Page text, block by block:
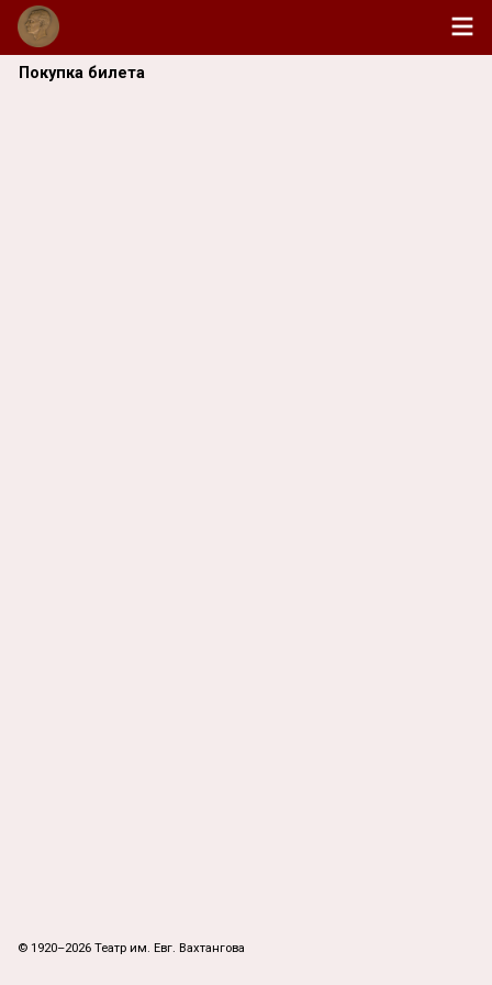
Покупка билета
© 1920–2026 Театр им. Евг. Вахтангова